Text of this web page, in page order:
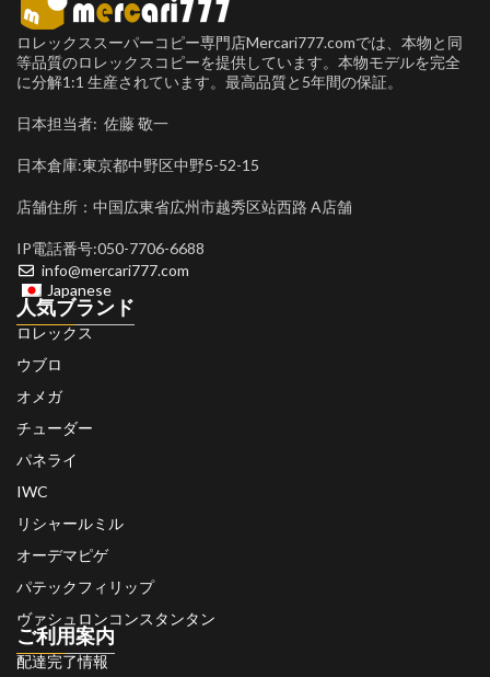
ロレックススーパーコピー専門店Mercari777.comでは、本物と同
等品質のロレックスコピーを提供しています。本物モデルを完全
に分解1:1 生産されています。最高品質と5年間の保証。
日本担当者: 佐藤 敬一
日本倉庫:東京都中野区中野5-52-15
店舗住所：中国広東省広州市越秀区站西路 A店舗
IP電話番号:050-7706-6688
info@mercari777.com
Japanese
人気ブランド
ロレックス
ウブロ
オメガ
チューダー
パネライ
IWC
リシャールミル
オーデマピゲ
パテックフィリップ
ヴァシュロンコンスタンタン
ご利用案内
配達完了情報